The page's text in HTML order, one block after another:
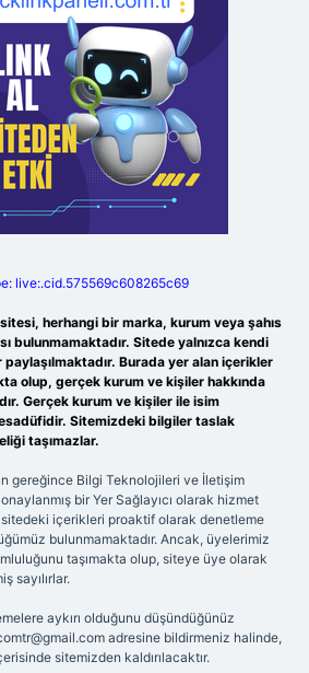
live:.cid.575569c608265c69
herhangi bir marka, kurum veya şahıs
bulunmamaktadır. Sitede yalnızca kendi
paylaşılmaktadır. Burada yer alan içerikler
olup, gerçek kurum ve kişiler hakkında
Gerçek kurum ve kişiler ile isim
Sitemizdeki bilgiler taslak
taşımazlar.
gereğince Bilgi Teknolojileri ve İletişim
bir Yer Sağlayıcı olarak hizmet
içerikleri proaktif olarak denetleme
bulunmamaktadır. Ancak, üyelerimiz
taşımakta olup, siteye üye olarak
sayılırlar.
aykırı olduğunu düşündüğünüz
adresine bildirmeniz halinde,
sitemizden kaldırılacaktır.